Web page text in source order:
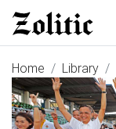
Home Library